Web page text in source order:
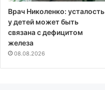
Врач Николенко: усталость
у детей может быть
связана с дефицитом
железа
08.08.2026